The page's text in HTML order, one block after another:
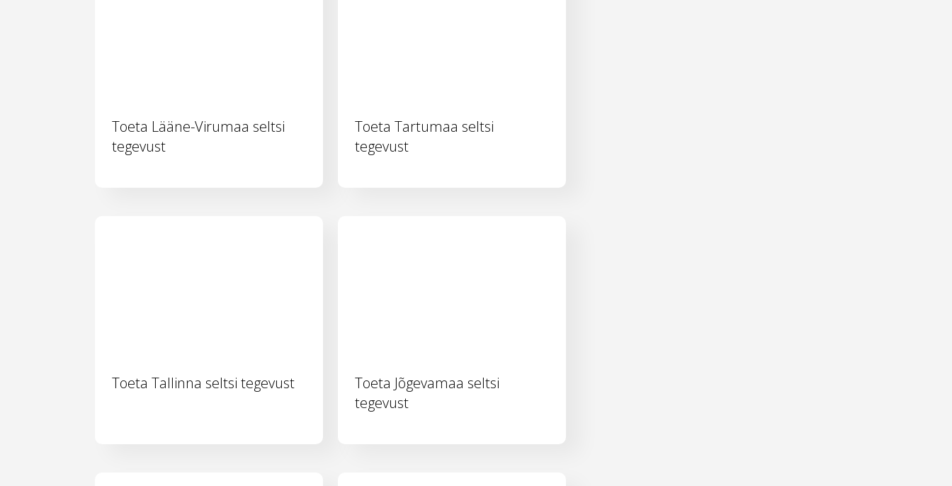
Toeta Lääne-Virumaa seltsi
tegevust
Toeta Tartumaa seltsi
tegevust
Toeta Tallinna seltsi tegevust
Toeta Jõgevamaa seltsi
tegevust